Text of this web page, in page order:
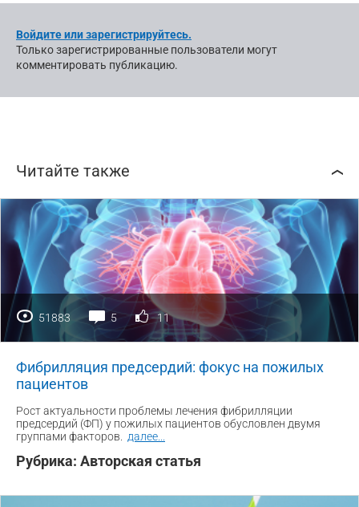
Войдите или зарегистрируйтесь.
Только зарегистрированные пользователи могут
комментировать публикацию.
Читайте также
51883 5 11
Фибрилляция предсердий: фокус на пожилых
пациентов
Рост актуальности проблемы лечения фибрилляции
предсердий (ФП) у пожилых пациентов обусловлен двумя
группами факторов.
далее
Рубрика: Авторская статья